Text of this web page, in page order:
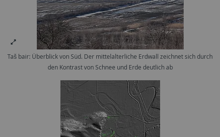
Taš bair: Überblick von Süd. Der mittelalterliche Erdwall zeichnet sich durch
den Kontrast von Schnee und Erde deutlich ab